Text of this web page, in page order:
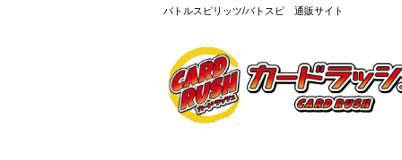
バトルスピリッツ/バトスピ 通販サイト